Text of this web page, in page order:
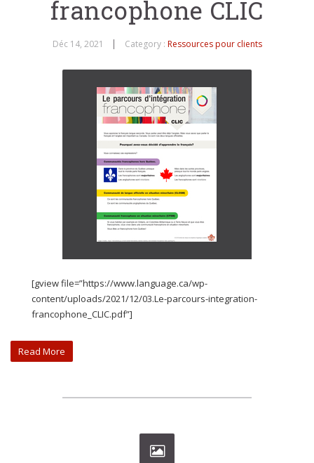
francophone CLIC
Déc 14, 2021 Category : Ressources pour clients
[gview file=”https://www.language.ca/wp-
content/uploads/2021/12/03.Le-parcours-integration-
francophone_CLIC.pdf”]
Read More